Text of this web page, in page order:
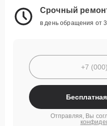
Срочный
в день обращения от
Отправляя, Вы